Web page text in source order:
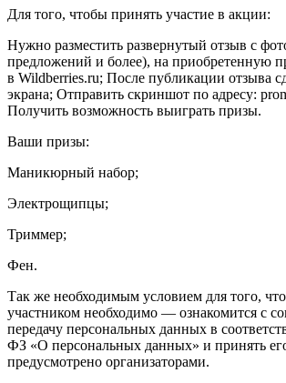
Для того, чтобы принять участие в акции:
Нужно разместить развернутый отзыв с
предложений и более), на приобретенную
в Wildberries.ru; После публикации отзыва
экрана; Отправить скриншот по адресу:
Получить возможность выиграть призы.
Ваши призы:
Маникюрный набор;
Электрощипцы;
Триммер;
Фен.
Так же необходимым условием для того,
участником необходимо — ознакомится с
передачу персональных данных в
ФЗ «О персональных данных» и принять
предусмотрено организаторами.